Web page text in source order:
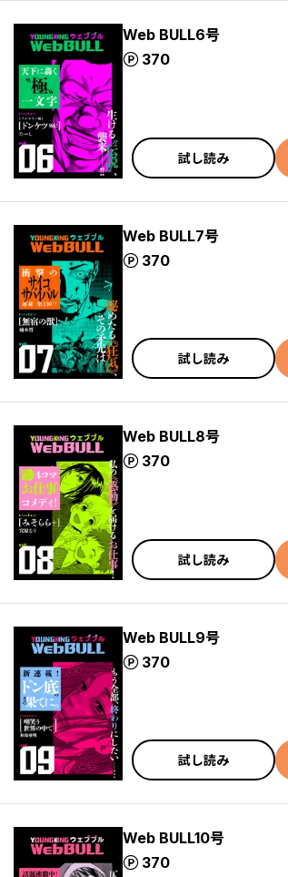
Web BULL6号
370
ポイント
試し読み
Web BULL7号
370
ポイント
試し読み
Web BULL8号
370
ポイント
試し読み
Web BULL9号
370
ポイント
試し読み
Web BULL10号
370
ポイント